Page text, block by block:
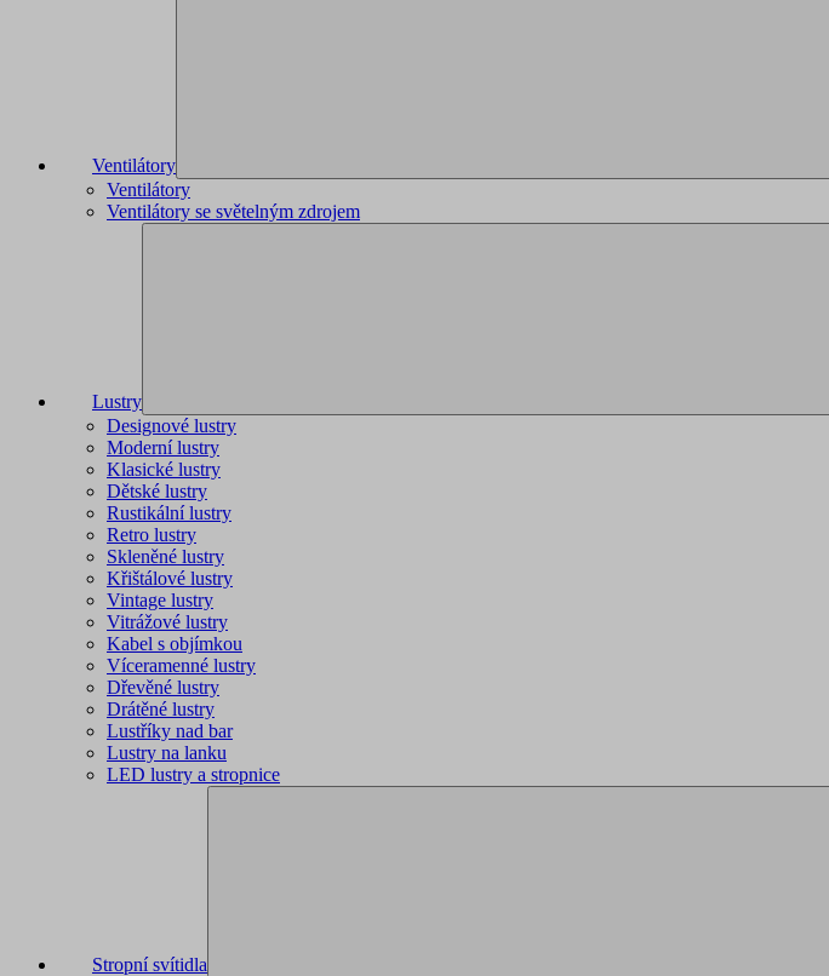
Ventilátory
Ventilátory
Ventilátory se světelným zdrojem
Lustry
Designové lustry
Moderní lustry
Klasické lustry
Dětské lustry
Rustikální lustry
Retro lustry
Skleněné lustry
Křištálové lustry
Vintage lustry
Vitrážové lustry
Kabel s objímkou
Víceramenné lustry
Dřevěné lustry
Drátěné lustry
Lustříky nad bar
Lustry na lanku
LED lustry a stropnice
Stropní svítidla